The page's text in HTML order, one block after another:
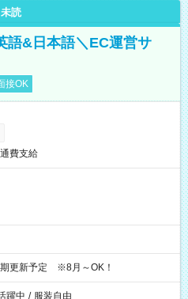
未読
語&日本語＼EC運営サ
接OK
費支給
更新予定 ※8月～OK！
躍中 / 服装自由